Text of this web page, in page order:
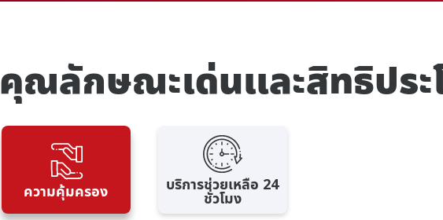
คุณลักษณะเด่นและสิทธิประ
ความคุ้มครอง บริการช่วยเหลือ 24
ชั่วโมง